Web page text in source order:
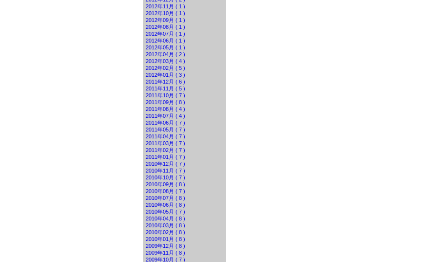
2012年11月 ( 1 )
2012年10月 ( 1 )
2012年09月 ( 1 )
2012年08月 ( 1 )
2012年07月 ( 1 )
2012年06月 ( 1 )
2012年05月 ( 1 )
2012年04月 ( 2 )
2012年03月 ( 4 )
2012年02月 ( 5 )
2012年01月 ( 3 )
2011年12月 ( 6 )
2011年11月 ( 5 )
2011年10月 ( 7 )
2011年09月 ( 8 )
2011年08月 ( 4 )
2011年07月 ( 4 )
2011年06月 ( 7 )
2011年05月 ( 7 )
2011年04月 ( 7 )
2011年03月 ( 7 )
2011年02月 ( 7 )
2011年01月 ( 7 )
2010年12月 ( 7 )
2010年11月 ( 7 )
2010年10月 ( 7 )
2010年09月 ( 8 )
2010年08月 ( 7 )
2010年07月 ( 8 )
2010年06月 ( 8 )
2010年05月 ( 7 )
2010年04月 ( 8 )
2010年03月 ( 8 )
2010年02月 ( 8 )
2010年01月 ( 8 )
2009年12月 ( 8 )
2009年11月 ( 8 )
2009年10月 ( 7 )